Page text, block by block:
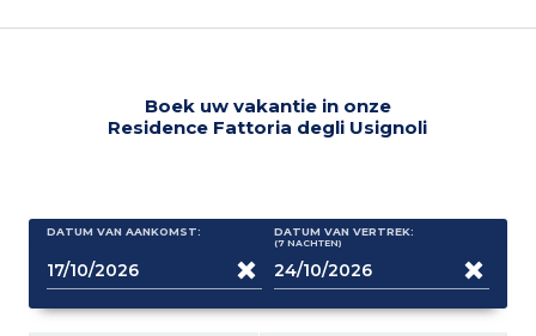
Boek uw vakantie in onze
Residence Fattoria degli Usignoli
DATUM VAN AANKOMST: DATUM VAN VERTREK:
(7 NACHTEN)